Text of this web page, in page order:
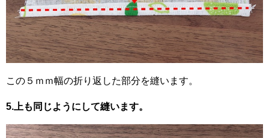
この５ｍｍ幅の折り返した部分を縫います。
5.上も同じようにして縫います。